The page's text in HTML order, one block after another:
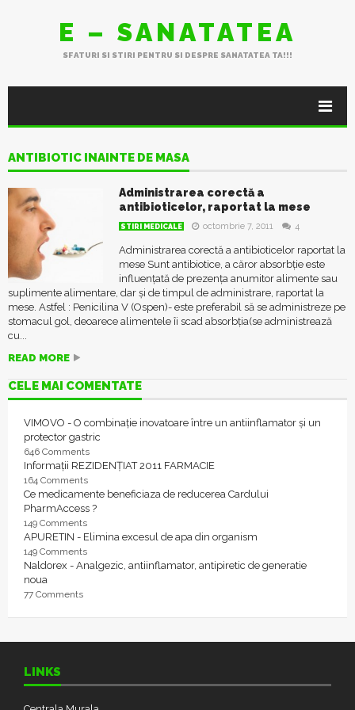
E – SANATATEA
SFATURI SI STIRI PENTRU SI DESPRE SANATATEA TA!!!
ANTIBIOTIC INAINTE DE MASA
Administrarea corectă a
antibioticelor, raportat la mese
STIRI MEDICALE octombrie 7, 2011 4
Administrarea corectă a antibioticelor raportat la
mese Sunt antibiotice, a căror absorbție este
influențată de prezența anumitor alimente sau
suplimente alimentare, dar și de timpul de administrare, raportat la
mese. Astfel : Penicilina V (Ospen)- este preferabil să se administreze pe
stomacul gol, deoarece alimentele îi scad absorbția(se administrează
cu...
READ MORE
CELE MAI COMENTATE
VIMOVO - O combinație inovatoare între un antiinflamator și un
protector gastric
646 Comments
Informații REZIDENȚIAT 2011 FARMACIE
164 Comments
Ce medicamente beneficiaza de reducerea Cardului
PharmAccess ?
149 Comments
APURETIN - Elimina excesul de apa din organism
149 Comments
Naldorex - Analgezic, antiinflamator, antipiretic de generatie
noua
77 Comments
LINKS